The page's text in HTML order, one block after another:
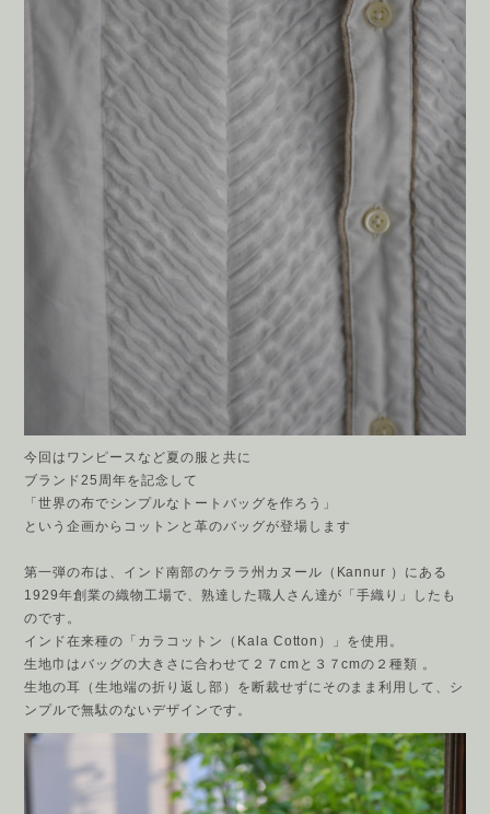
今回はワンピースなど夏の服と共に
ブランド25周年を記念して
「世界の布でシンプルなトートバッグを作ろう」
という企画からコットンと革のバッグが登場します
第一弾の布は、インド南部のケララ州カヌール（Kannur ）にある
1929年創業の織物工場で、熟達した職人さん達が「手織り」したも
のです。
インド在来種の「カラコットン（Kala Cotton）」を使用。
生地巾はバッグの大きさに合わせて２７cmと３７cmの２種類 。
生地の耳（生地端の折り返し部）を断裁せずにそのまま利用して、シ
ンプルで無駄のないデザインです。